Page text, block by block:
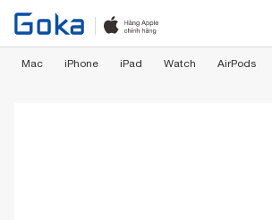
Mac iPhone iPad Watch AirPods